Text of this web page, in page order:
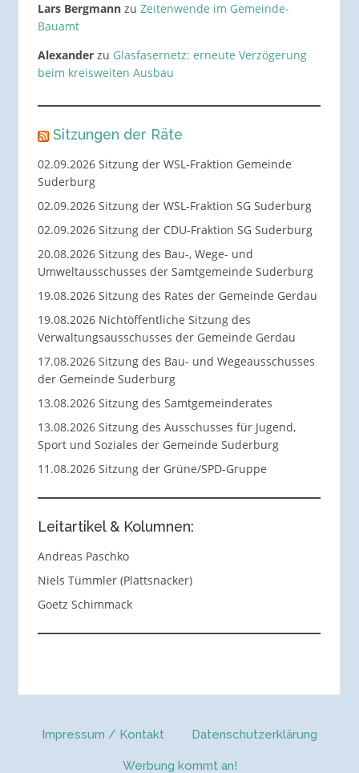
Lars Bergmannzu Zeitenwende im Gemeinde-
Bauamt
Alexanderzu Glasfasernetz: erneute Verzögerung
beim kreisweiten Ausbau
Sitzungen der Räte
02.09.2026 Sitzung der WSL-Fraktion Gemeinde
Suderburg
02.09.2026 Sitzung der WSL-Fraktion SG Suderburg
02.09.2026 Sitzung der CDU-Fraktion SG Suderburg
20.08.2026 Sitzung des Bau-, Wege- und
Umweltausschusses der Samtgemeinde Suderburg
19.08.2026 Sitzung des Rates der Gemeinde Gerdau
19.08.2026 Nichtöffentliche Sitzung des
Verwaltungsausschusses der Gemeinde Gerdau
17.08.2026 Sitzung des Bau- und Wegeausschusses
der Gemeinde Suderburg
13.08.2026 Sitzung des Samtgemeinderates
13.08.2026 Sitzung des Ausschusses für Jugend,
Sport und Soziales der Gemeinde Suderburg
11.08.2026 Sitzung der Grüne/SPD-Gruppe
Leitartikel & Kolumnen:
Andreas Paschko
Niels Tümmler (Plattsnacker)
Goetz Schimmack
Impressum / Kontakt Datenschutzerklärung
Werbung kommt an!